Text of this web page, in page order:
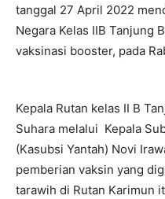
tanggal 27 April 2022
Negara Kelas IIB Tanjung
vaksinasi booster, pada
Kepala Rutan kelas II B
Suhara melalui Kepala
(Kasubsi Yantah) Novi
pemberian vaksin yang
tarawih di Rutan Karimun